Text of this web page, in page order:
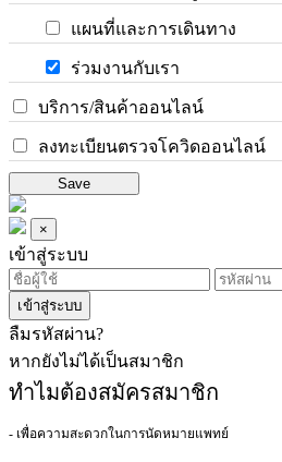
แผนที่และการเดินทาง
ร่วมงานกับเรา
บริการ/สินค้าออนไลน์
ลงทะเบียนตรวจโควิดออนไลน์
Save
×
เข้าสู่ระบบ
เข้าสู่ระบบ
ลืมรหัสผ่าน?
หากยังไม่ได้เป็นสมาชิก
ทำไมต้องสมัครสมาชิก
- เพื่อความสะดวกในการนัดหมายแพทย์